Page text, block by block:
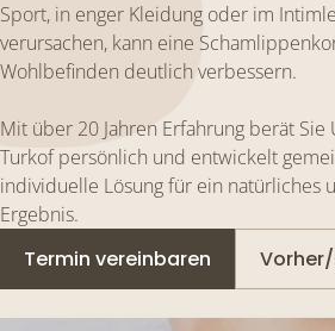
Sport, in enger Kleidung oder im
verursachen, kann eine
Wohlbefinden deutlich verbessern.
Mit über 20 Jahren Erfahrung berät Sie
Turkof persönlich und entwickelt
individuelle Lösung für ein natürliches
Ergebnis.
Termin vereinbaren